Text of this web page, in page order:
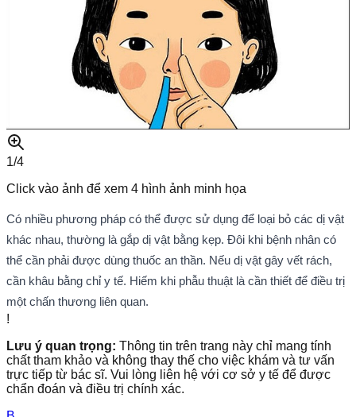
1/4
Click vào ảnh để xem 4 hình ảnh minh họa
Có nhiều phương pháp có thể được sử dụng để loại bỏ các dị vật
khác nhau, thường là gắp dị vật bằng kẹp. Đôi khi bệnh nhân có
thể cần phải được dùng thuốc an thần. Nếu dị vật gây vết rách,
cần khâu bằng chỉ y tế. Hiếm khi phẫu thuật là cần thiết để điều trị
một chấn thương liên quan.
!
Lưu ý quan trọng: Thông tin trên trang này chỉ mang tính
chất tham khảo và không thay thế cho việc khám và tư vấn
trực tiếp từ bác sĩ. Vui lòng liên hệ với cơ sở y tế để được
chẩn đoán và điều trị chính xác.